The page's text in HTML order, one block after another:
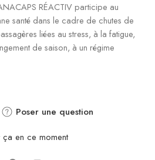
RÉACTIV participe au
santé dans le cadre de chutes de
liées au stress, à la fatigue,
de saison, à un régime
Poser une question
en ce moment